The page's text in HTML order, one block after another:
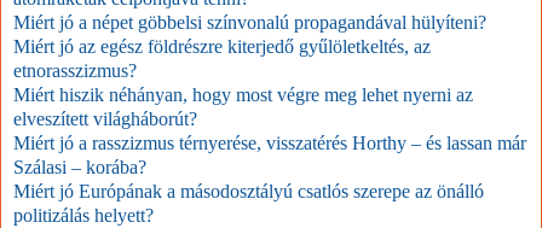
Miért jó a népet göbbelsi színvonalú propagandával hülyíteni?
Miért jó az egész földrészre kiterjedő gyűlöletkeltés, az
etnorasszizmus?
Miért hiszik néhányan, hogy most végre meg lehet nyerni az
elveszített világháborút?
Miért jó a rasszizmus térnyerése, visszatérés Horthy – és lassan már
Szálasi – korába?
Miért jó Európának a másodosztályú csatlós szerepe az önálló
politizálás helyett?